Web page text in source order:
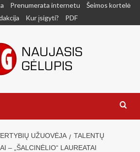
Prenumerata internetu
Šeimos kortelė
Kur įsigyti? PDF
UŽUOVĖJA
TALENTŲ
– „ŠALCINĖLIO“ LAUREATAI